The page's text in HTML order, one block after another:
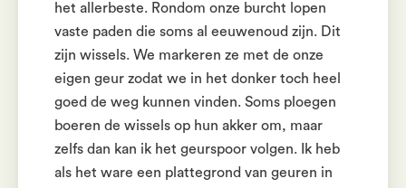
het allerbeste. Rondom onze burcht lopen
vaste paden die soms al eeuwenoud zijn. Dit
zijn wissels. We markeren ze met de onze
eigen geur zodat we in het donker toch heel
goed de weg kunnen vinden. Soms ploegen
boeren de wissels op hun akker om, maar
zelfs dan kan ik het geurspoor volgen. Ik heb
als het ware een plattegrond van geuren in